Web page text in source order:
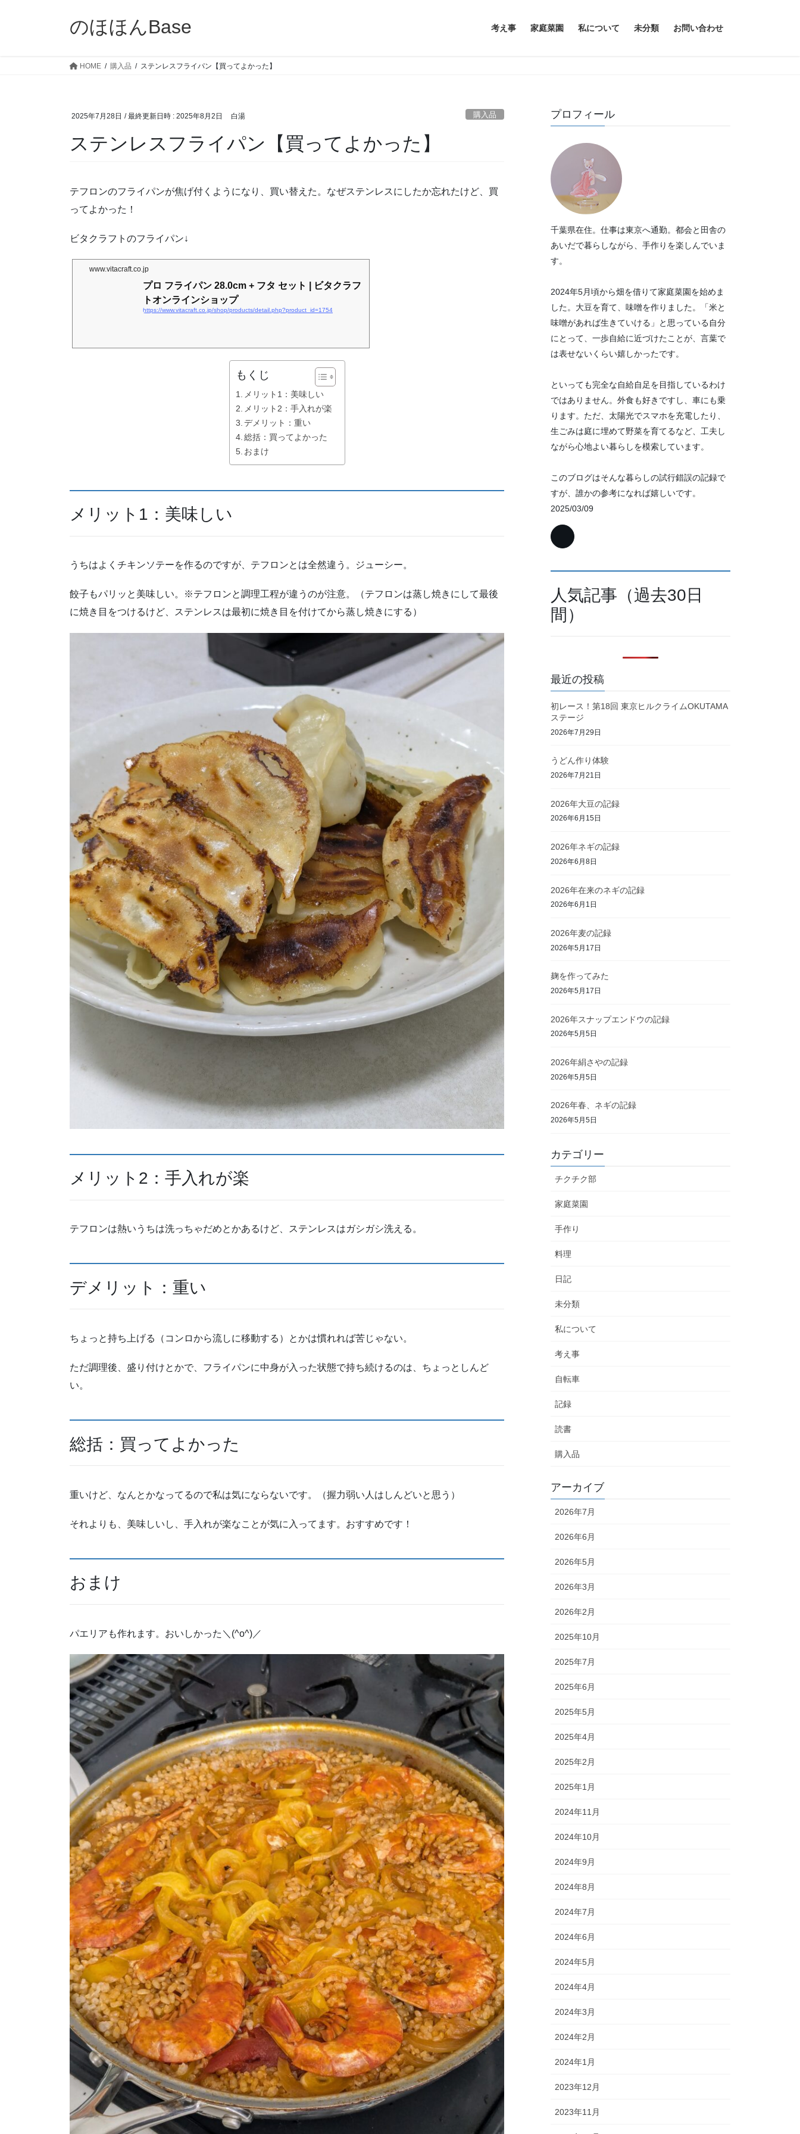
のほほんBase 考え事 家庭菜園 私について 未分類 お問い合わせ
HOME 購入品 ステンレスフライパン【買ってよかった】
2025年7月28日 / 最終更新日時 : 2025年8月2日 白湯 購入品
ステンレスフライパン【買ってよかった】
テフロンのフライパンが焦げ付くようになり、買い替えた。なぜステンレスにしたか忘れたけど、買
ってよかった！
ビタクラフトのフライパン↓
www.vitacraft.co.jp
プロ フライパン 28.0cm + フタ セット | ビタクラフ
トオンラインショップ
https://www.vitacraft.co.jp/shop/products/detail.php?product_id=1754
もくじ
メリット1：美味しい
メリット2：手入れが楽
デメリット：重い
総括：買ってよかった
おまけ
メリット1：美味しい
うちはよくチキンソテーを作るのですが、テフロンとは全然違う。ジューシー。
餃子もパリッと美味しい。※テフロンと調理工程が違うのが注意。（テフロンは蒸し焼きにして最後
に焼き目をつけるけど、ステンレスは最初に焼き目を付けてから蒸し焼きにする）
メリット2：手入れが楽
テフロンは熱いうちは洗っちゃだめとかあるけど、ステンレスはガシガシ洗える。
デメリット：重い
ちょっと持ち上げる（コンロから流しに移動する）とかは慣れれば苦じゃない。
ただ調理後、盛り付けとかで、フライパンに中身が入った状態で持ち続けるのは、ちょっとしんど
い。
総括：買ってよかった
重いけど、なんとかなってるので私は気にならないです。（握力弱い人はしんどいと思う）
それよりも、美味しいし、手入れが楽なことが気に入ってます。おすすめです！
おまけ
パエリアも作れます。おいしかった＼(^o^)／
プロフィール
千葉県在住。仕事は東京へ通勤。都会と田舎の
あいだで暮らしながら、手作りを楽しんでいま
す。
2024年5月頃から畑を借りて家庭菜園を始めま
した。大豆を育て、味噌を作りました。「米と
味噌があれば生きていける」と思っている自分
にとって、一歩自給に近づけたことが、言葉で
は表せないくらい嬉しかったです。
といっても完全な自給自足を目指しているわけ
ではありません。外食も好きですし、車にも乗
ります。ただ、太陽光でスマホを充電したり、
生ごみは庭に埋めて野菜を育てるなど、工夫し
ながら心地よい暮らしを模索しています。
このブログはそんな暮らしの試行錯誤の記録で
すが、誰かの参考になれば嬉しいです。
2025/03/09
人気記事（過去30日
間）
最近の投稿
初レース！第18回 東京ヒルクライムOKUTAMA
ステージ
2026年7月29日
うどん作り体験
2026年7月21日
2026年大豆の記録
2026年6月15日
2026年ネギの記録
2026年6月8日
2026年在来のネギの記録
2026年6月1日
2026年麦の記録
2026年5月17日
麹を作ってみた
2026年5月17日
2026年スナップエンドウの記録
2026年5月5日
2026年絹さやの記録
2026年5月5日
2026年春、ネギの記録
2026年5月5日
カテゴリー
チクチク部
家庭菜園
手作り
料理
日記
未分類
私について
考え事
自転車
記録
読書
購入品
アーカイブ
2026年7月
2026年6月
2026年5月
2026年3月
2026年2月
2025年10月
2025年7月
2025年6月
2025年5月
2025年4月
2025年2月
2025年1月
2024年11月
2024年10月
2024年9月
2024年8月
2024年7月
2024年6月
2024年5月
2024年4月
2024年3月
2024年2月
2024年1月
2023年12月
2023年11月